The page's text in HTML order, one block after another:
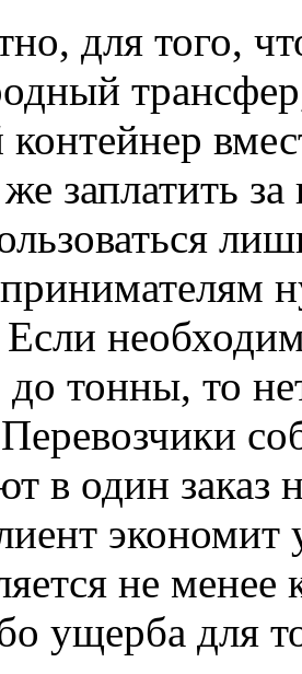
для того,
заплатить
тонны, то
в один заказ
экономит
не менее
ущерба для